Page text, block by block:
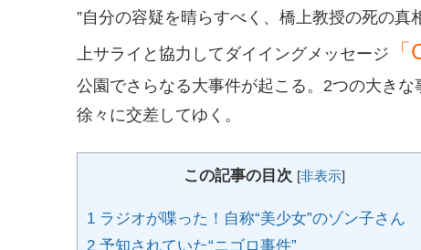
”自分の容疑を晴らすべく、橋上教授の死の
上サライと協力してダイイングメッセージ
公園でさらなる大事件が起こる。2つの大き
徐々に交差してゆく。
この記事の目次 [非表示]
1 ラジオが喋った！自称“美少女”のゾン子さん
2 予知されていた“ニゴロ事件”